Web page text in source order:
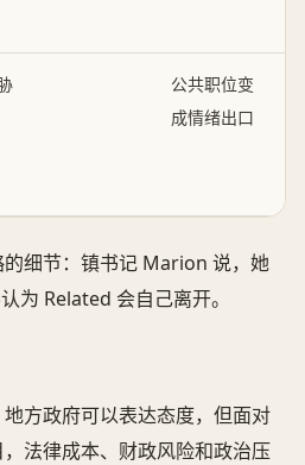
公共职位变
成情绪出口
细节：镇书记 Marion 说，她
为 Related 会自己离开。
方政府可以表达态度，但面对
法律成本、财政风险和政治压